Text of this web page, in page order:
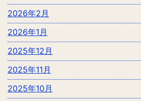
2026年2月
2026年1月
2025年12月
2025年11月
2025年10月